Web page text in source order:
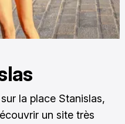
la place Stanislas,
un site très